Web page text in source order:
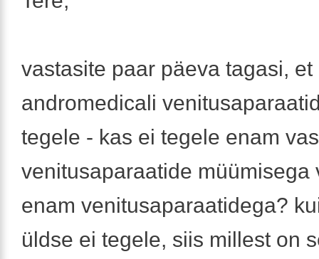
vastasite paar päeva tagasi, et
andromedicali
tegele - kas ei tegele enam
venitusaparaatide müümisega
enam venitusaparaatidega?
üldse ei tegele, siis millest on